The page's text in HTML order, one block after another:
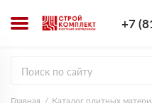
+7
Главная Каталог плитных